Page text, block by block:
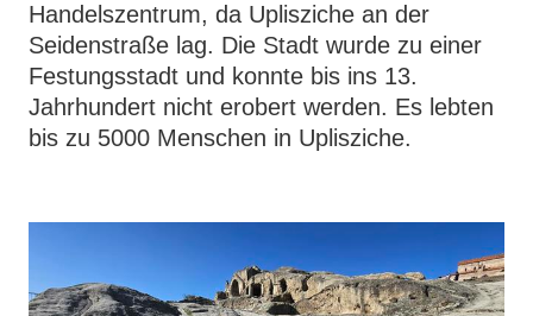
Handelszentrum, da Uplisziche an der
Seidenstraße lag. Die Stadt wurde zu einer
Festungsstadt und konnte bis ins 13.
Jahrhundert nicht erobert werden. Es lebten
bis zu 5000 Menschen in Uplisziche.